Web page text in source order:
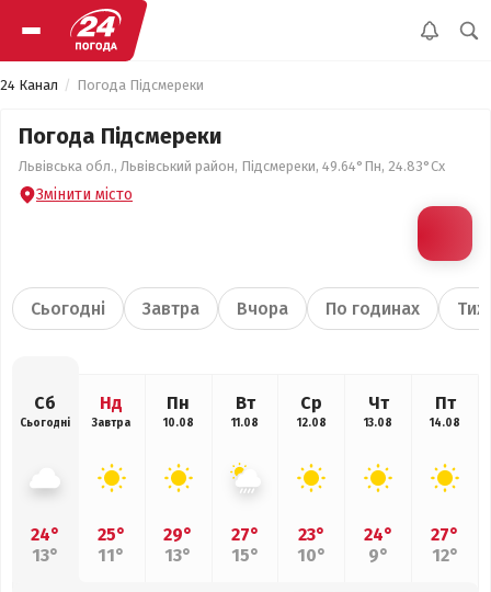
24 Канал Погода Підсмереки
Погода Підсмереки
Львівська обл., Львівський район, Підсмереки, 49.64°Пн, 24.83°Сх
Змінити місто
Сьогодні Завтра Вчора По годинах
Сб
Сьогодні
24°
13°
Нд
Завтра
25°
11°
Пн
10.08
29°
13°
Вт
11.08
27°
15°
Ср
12.08
23°
10°
Чт
13.08
24°
9°
Пт
14.08
27°
12°